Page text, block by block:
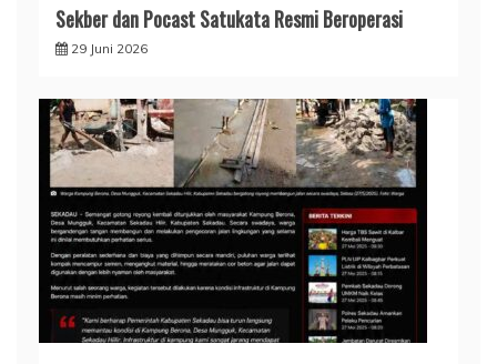
Sekber dan Pocast Satukata Resmi Beroperasi
29 Juni 2026